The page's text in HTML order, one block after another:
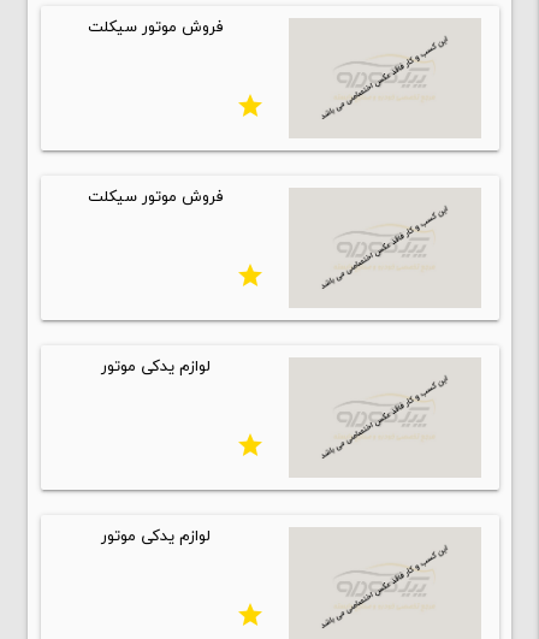
فروش موتور سیکلت
star
فروش موتور سیکلت
star
لوازم یدکی موتور
star
لوازم یدکی موتور
star